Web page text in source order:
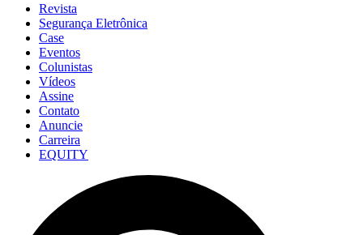
Revista
Segurança Eletrônica
Case
Eventos
Colunistas
Vídeos
Assine
Contato
Anuncie
Carreira
EQUITY